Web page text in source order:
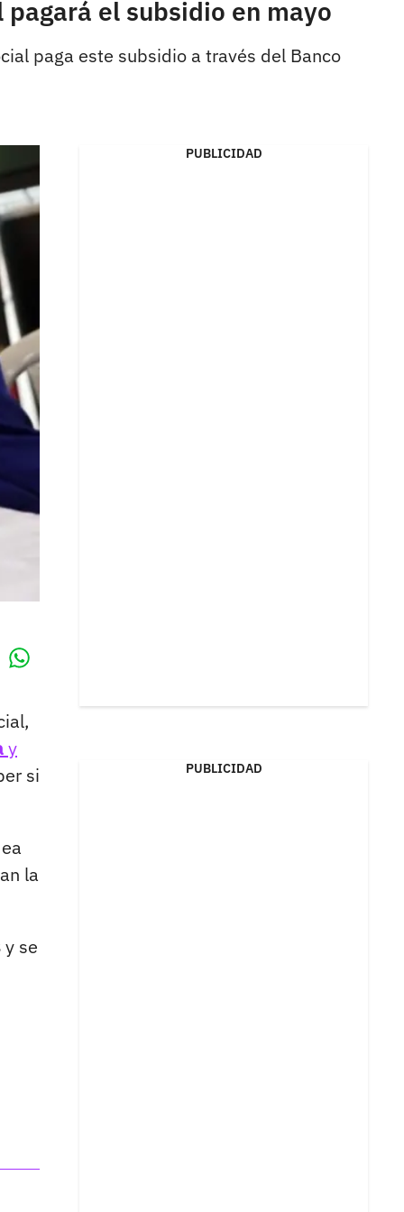
el subsidio en mayo
paga este subsidio a través del Banco
y
si
la
y se
PUBLICIDAD
PUBLICIDAD